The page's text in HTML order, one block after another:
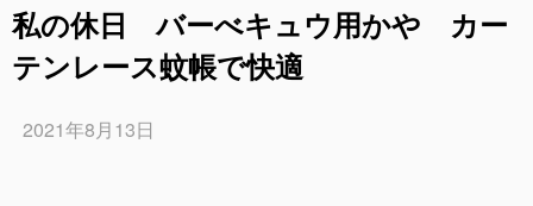
私の休日 バーべキュウ用かや カー
テンレース蚊帳で快適
2021年8月13日